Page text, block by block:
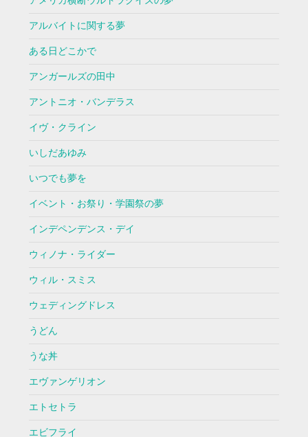
アルバイトに関する夢
ある日どこかで
アンガールズの田中
アントニオ・バンデラス
イヴ・クライン
いしだあゆみ
いつでも夢を
イベント・お祭り・学園祭の夢
インデペンデンス・デイ
ウィノナ・ライダー
ウィル・スミス
ウェディングドレス
うどん
うな丼
エヴァンゲリオン
エトセトラ
エビフライ